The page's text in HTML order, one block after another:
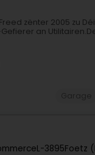
zënter 2005 zu
Gefierer an
L-3895Foetz